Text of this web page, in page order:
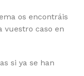
os encontráis
vuestro caso en
si ya se han